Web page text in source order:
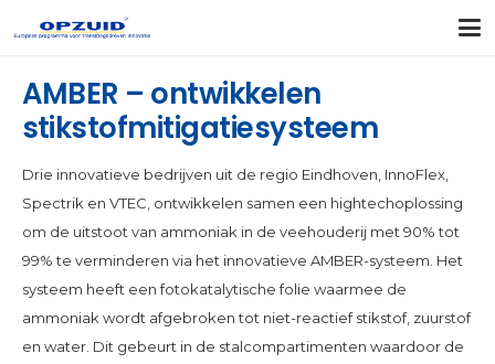
AMBER – ontwikkelen
stikstofmitigatiesysteem
Drie innovatieve bedrijven uit de regio Eindhoven, InnoFlex,
Spectrik en VTEC, ontwikkelen samen een hightechoplossing
om de uitstoot van ammoniak in de veehouderij met 90% tot
99% te verminderen via het innovatieve AMBER-systeem. Het
systeem heeft een fotokatalytische folie waarmee de
ammoniak wordt afgebroken tot niet-reactief stikstof, zuurstof
en water. Dit gebeurt in de stalcompartimenten waardoor de